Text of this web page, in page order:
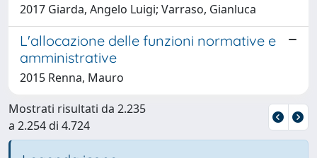
2017 Giarda, Angelo Luigi; Varraso, Gianluca
L'allocazione delle funzioni normative e
amministrative
2015 Renna, Mauro
Mostrati risultati da 2.235
a 2.254 di 4.724